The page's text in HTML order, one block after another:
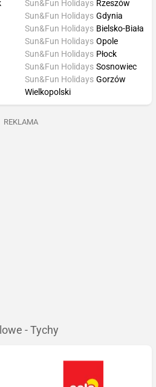
Sun&Fun Holidays Rzeszów
Sun&Fun Holidays Gdynia
Sun&Fun Holidays Bielsko-Biała
Sun&Fun Holidays Opole
Sun&Fun Holidays Płock
Sun&Fun Holidays Sosnowiec
Sun&Fun Holidays Gorzów
Wielkopolski
REKLAMA
- Tychy